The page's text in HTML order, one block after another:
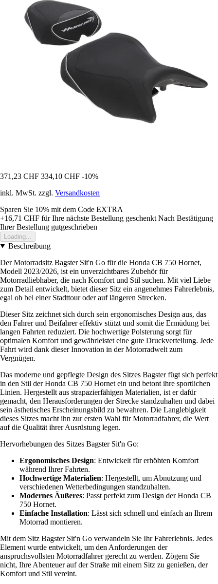
371,23 CHF 334,10 CHF -10%
inkl. MwSt. zzgl. Versandkosten
Sparen Sie 10% mit dem Code EXTRA
+16,71 CHF für Ihre nächste Bestellung geschenkt Nach Bestätigung
Ihrer Bestellung gutgeschrieben
Loading...
Beschreibung
Der Motorradsitz Bagster Sit'n Go für die Honda CB 750 Hornet,
Modell 2023/2026, ist ein unverzichtbares Zubehör für
Motorradliebhaber, die nach Komfort und Stil suchen. Mit viel Liebe
zum Detail entwickelt, bietet dieser Sitz ein angenehmes Fahrerlebnis,
egal ob bei einer Stadttour oder auf längeren Strecken.
Dieser Sitz zeichnet sich durch sein ergonomisches Design aus, das
den Fahrer und Beifahrer effektiv stützt und somit die Ermüdung bei
langen Fahrten reduziert. Die hochwertige Polsterung sorgt für
optimalen Komfort und gewährleistet eine gute Druckverteilung. Jede
Fahrt wird dank dieser Innovation in der Motorradwelt zum
Vergnügen.
Das moderne und gepflegte Design des Sitzes Bagster fügt sich perfekt
in den Stil der Honda CB 750 Hornet ein und betont ihre sportlichen
Linien. Hergestellt aus strapazierfähigen Materialien, ist er dafür
gemacht, den Herausforderungen der Strecke standzuhalten und dabei
sein ästhetisches Erscheinungsbild zu bewahren. Die Langlebigkeit
dieses Sitzes macht ihn zur ersten Wahl für Motorradfahrer, die Wert
auf die Qualität ihrer Ausrüstung legen.
Hervorhebungen des Sitzes Bagster Sit'n Go:
Ergonomisches Design: Entwickelt für erhöhten Komfort
während Ihrer Fahrten.
Hochwertige Materialien: Hergestellt, um Abnutzung und
verschiedenen Wetterbedingungen standzuhalten.
Modernes Äußeres: Passt perfekt zum Design der Honda CB
750 Hornet.
Einfache Installation: Lässt sich schnell und einfach an Ihrem
Motorrad montieren.
Mit dem Sitz Bagster Sit'n Go verwandeln Sie Ihr Fahrerlebnis. Jedes
Element wurde entwickelt, um den Anforderungen der
anspruchsvollsten Motorradfahrer gerecht zu werden. Zögern Sie
nicht, Ihre Abenteuer auf der Straße mit einem Sitz zu genießen, der
Komfort und Stil vereint.